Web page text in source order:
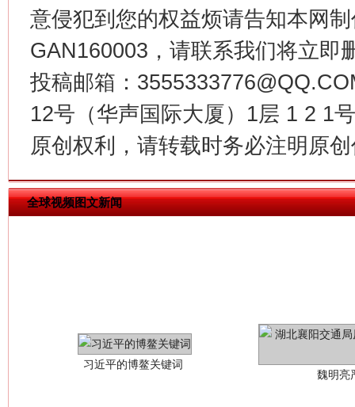
意侵犯到您的权益烦请告知本网
GAN160003，请联系我们将立即
投稿邮箱：
12号（华声国际大厦）1层 1 2 1
原创权利，请转载时务必注明原
全球视频图文新闻
在谋一域中谋全局
今